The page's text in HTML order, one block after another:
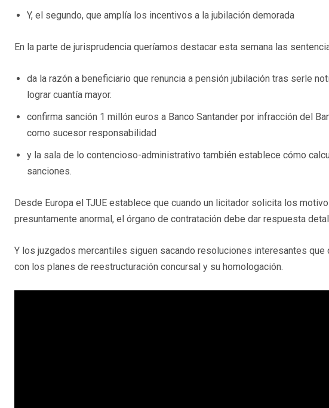
Y, el segundo, que amplía los incentivos a la jubilación demorada
En la parte de jurisprudencia queríamos destacar esta semana las
da la razón a beneficiario que renuncia a pensión jubilación tras serle
lograr cuantía mayor.
confirma sanción 1 millón euros a Banco Santander por infracción del
como sucesor responsabilidad
y la sala de lo contencioso-administrativo también establece cómo
sanciones.
Desde Europa el TJUE establece que cuando un licitador solicita los
presuntamente anormal, el órgano de contratación debe dar respuesta
Y los juzgados mercantiles siguen sacando resoluciones interesantes
con los planes de reestructuración concursal y su homologación.